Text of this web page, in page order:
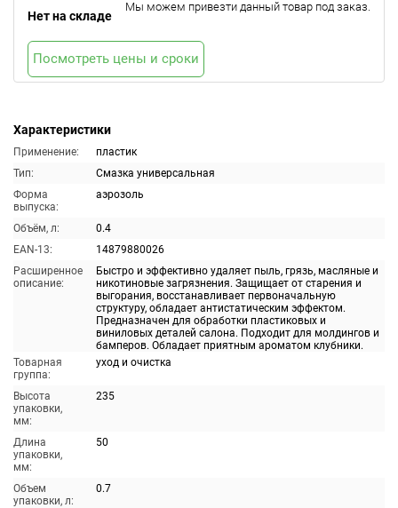
Характеристики
Применение:
пластик
Тип:
Смазка универсальная
Форма
выпуска:
аэрозоль
Объём, л:
0.4
EAN-13:
14879880026
Расширенное
описание:
Быстро и эффективно удаляет пыль, грязь, масляные и
никотиновые загрязнения. Защищает от старения и
выгорания, восстанавливает первоначальную
структуру, обладает антистатическим эффектом.
Предназначен для обработки пластиковых и
виниловых деталей салона. Подходит для молдингов и
бамперов. Обладает приятным ароматом клубники.
Товарная
группа:
уход и очистка
Высота
упаковки,
мм:
235
Длина
упаковки,
мм:
50
Объем
упаковки, л:
0.7
Нет на складе
Мы можем привезти данный товар под заказ.
Посмотреть цены и сроки